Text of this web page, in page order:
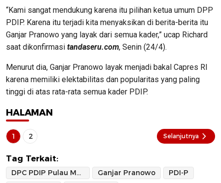
“Kami sangat mendukung karena itu pilihan ketua umum DPP
PDIP. Karena itu terjadi kita menyaksikan di berita-berita itu
Ganjar Pranowo yang layak dari semua kader,” ucap Richard
saat dikonfirmasi tandaseru.com, Senin (24/4).
Menurut dia, Ganjar Pranowo layak menjadi bakal Capres RI
karena memiliki elektabilitas dan popularitas yang paling
tinggi di atas rata-rata semua kader PDIP.
HALAMAN
1 2 Selanjutnya
Tag Terkait:
DPC PDIP Pulau Morotai Ganjar Pranowo
PDI-P